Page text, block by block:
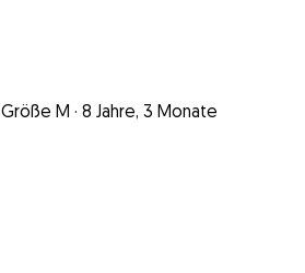
Größe M · 8 Jahre, 3 Monate